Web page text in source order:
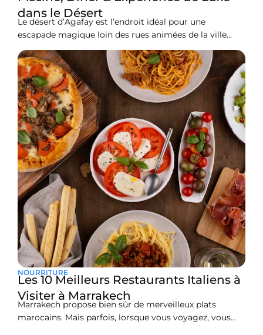
dans le Désert
Le désert d’Agafay est l’endroit idéal pour une
escapade magique loin des rues animées de la ville
rouge. Contrairement aux dunes sablonneuses du
Sahara, qui nécessitent des heures de route, Agafay
offre un paysage rocheux et lunaire à seulement 45
minutes du centre-ville. Au cœur de ce désert se trouve
NOURRITURE
Les 10 Meilleurs Restaurants Italiens à
Visiter à Marrakech
Marrakech propose bien sûr de merveilleux plats
marocains. Mais parfois, lorsque vous voyagez, vous